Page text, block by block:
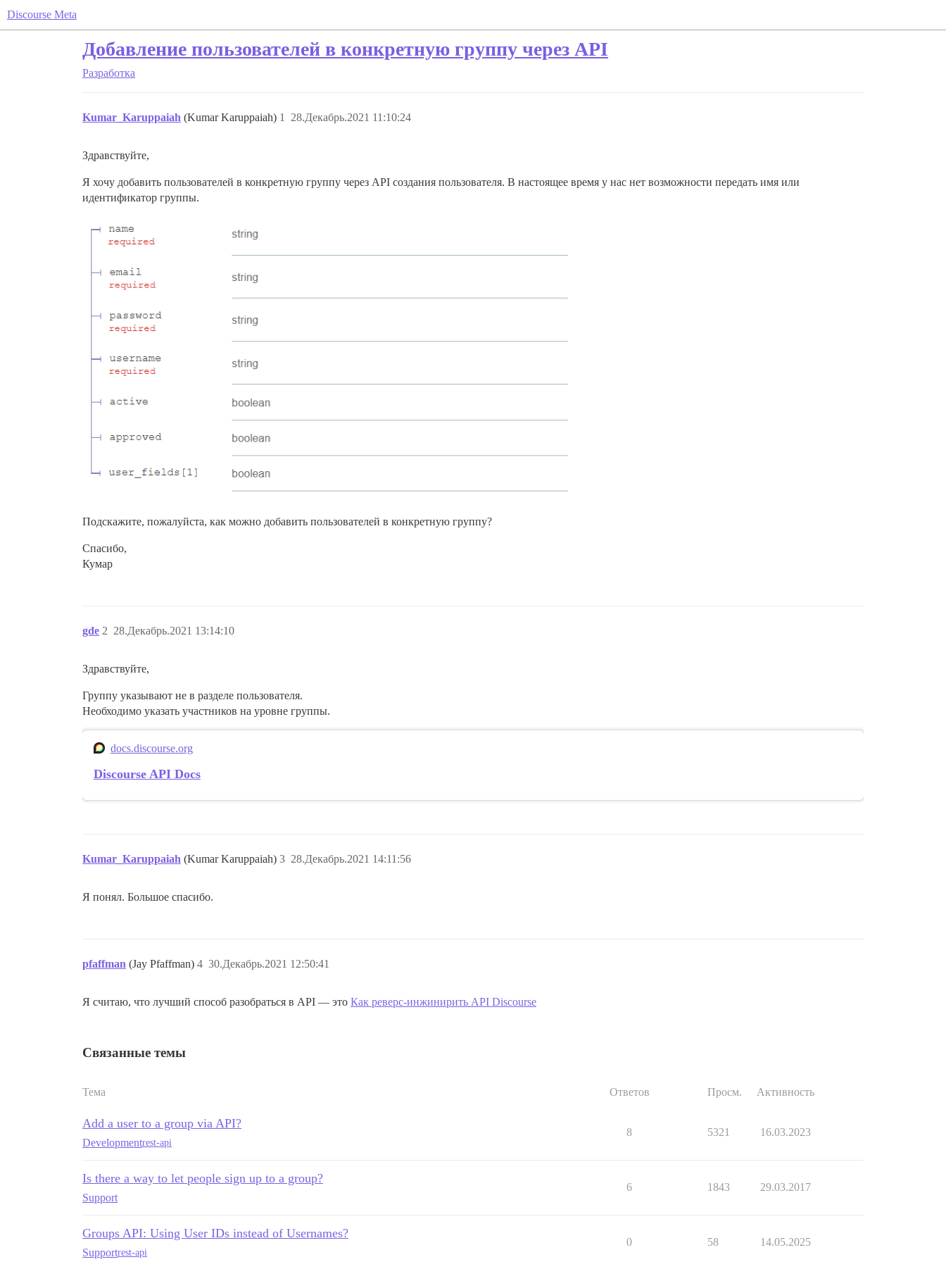
Discourse Meta
Добавление пользователей в конкретную группу через API
Разработка
Kumar_Karuppaiah (Kumar Karuppaiah) 28.Декабрь.2021 11:10:24
1
Здравствуйте,
Я хочу добавить пользователей в конкретную группу через API создания пользователя. В настоящее время у нас нет возможности передать имя или
идентификатор группы.
Подскажите, пожалуйста, как можно добавить пользователей в конкретную группу?
Спасибо,
Кумар
gde 28.Декабрь.2021 13:14:10
2
Здравствуйте,
Группу указывают не в разделе пользователя.
Необходимо указать участников на уровне группы.
docs.discourse.org
Discourse API Docs
Kumar_Karuppaiah (Kumar Karuppaiah) 28.Декабрь.2021 14:11:56
3
Я понял. Большое спасибо.
pfaffman (Jay Pfaffman) 30.Декабрь.2021 12:50:41
4
Я считаю, что лучший способ разобраться в API — это Как реверс-инжинирить API Discourse
Связанные темы
Тема Ответов Просм. Активность
Add a user to a group via API?
Developmentrest-api
8 5321 16.03.2023
Is there a way to let people sign up to a group?
Support
6 1843 29.03.2017
Groups API: Using User IDs instead of Usernames?
Supportrest-api
0 58 14.05.2025